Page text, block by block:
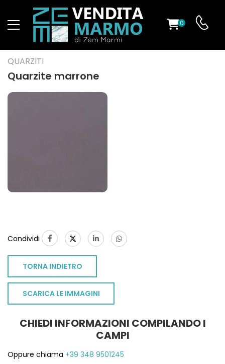
0
QUARZITI
Quarzite marrone
Condividi
TORNA INDIETRO
SCARICA LE IMMAGINI
CHIEDI INFORMAZIONI COMPILANDO I
CAMPI
Oppure chiama +39 348 9501245